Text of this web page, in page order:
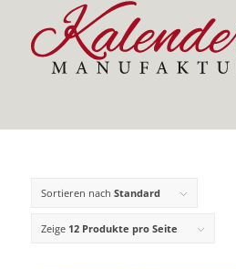
Sortieren nach Standard
Zeige 12 Produkte pro Seite